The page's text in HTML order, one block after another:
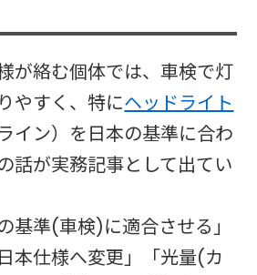
が絡む個体では、車検で灯
やすく、特にヘッドライト
イン）を日本の基準に合わ
話が実務記事として出てい
基準(車検)に適合させる」
本仕様へ変更」「光量(カ